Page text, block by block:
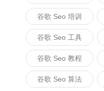
谷歌 Seo 培训
谷歌 Seo 工具
谷歌 Seo 教程
谷歌 Seo 算法